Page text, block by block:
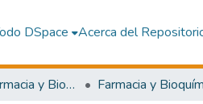
DSpace Acerca del
Facultad de Farmacia y Bioquímica Farmacia y